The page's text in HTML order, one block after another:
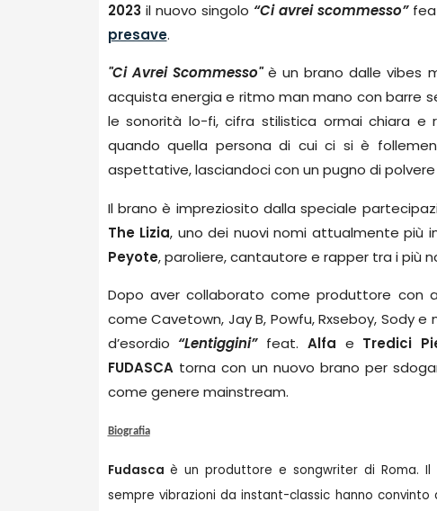
2023 il nuovo singolo “Ci avrei scommesso”
presave.
"Ci Avrei Scommesso"è un brano dalle vibes
acquista energia e ritmo man mano con barre
le sonorità lo-fi, cifra stilistica ormai chiara e
quando quella persona di cui ci si è
aspettative, lasciandoci con un pugno di
Il brano è impreziosito dalla speciale
The Lizia, uno dei nuovi nomi attualmente più
Peyote, paroliere, cantautore e rapper tra i più
Dopo aver collaborato come produttore con
come Cavetown, Jay B, Powfu, Rxseboy, Sody
d’esordio “Lentiggini”feat. Alfa e Tredici
FUDASCAtorna con un nuovo brano per
come genere mainstream.
Biografia
Fudasca è un produttore e songwriter di Roma.
sempre vibrazioni da instant-classic hanno